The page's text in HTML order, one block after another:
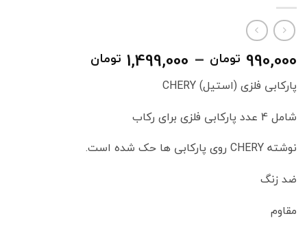
990,000 تومان –
1,499,000 تومان
پارکابی فلزی (استیل) CHERY
شامل 4 عدد پارکابی فلزی برای رکاب
نوشته CHERY روی پارکابی ها حک شده است.
ضد زنگ
مقاوم